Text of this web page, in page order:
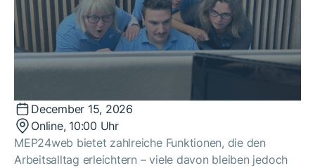
December 15, 2026
Online, 10:00 Uhr
MEP24web bietet zahlreiche Funktionen, die den
Arbeitsalltag erleichtern – viele davon bleiben jedoch